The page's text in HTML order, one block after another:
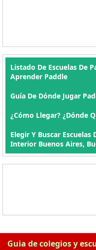
Listado De Escuelas De
Aprender Paddle
Guía De Dónde Jugar
¿Cómo Llegar? ¿Dónde
Elegir Y Buscar Escuelas
Interior Buenos Aires,
Guia de colegios y